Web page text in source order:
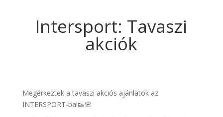
Intersport: Tavaszi
akciók
Megérkeztek a tavaszi akciós ajánlatok az
INTERSPORT-ba!👟🌸